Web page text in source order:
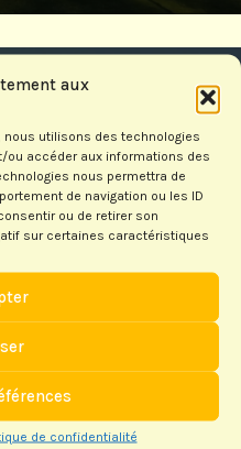
aux
nous utilisons des technologies
accéder aux informations des
nous permettra de
de navigation ou les ID
ou de retirer son
sur certaines caractéristiques
de confidentialité
2025
venues ce dimanche
Interclubs…